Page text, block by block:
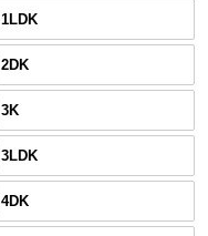
1LDK
2DK
3K
3LDK
4DK